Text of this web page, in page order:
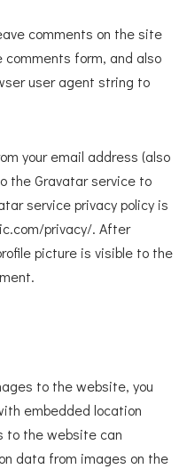
comments on the site
form, and also
user agent string to
your email address (also
the Gravatar service to
service privacy policy is
privacy/. After
picture is visible to the
to the website, you
embedded location
to the website can
data from images on the